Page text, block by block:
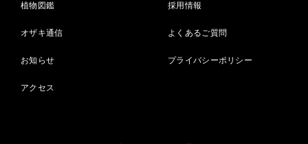
植物図鑑
オザキ通信
お知らせ
アクセス
採用情報
よくあるご質問
プライバシーポリシー